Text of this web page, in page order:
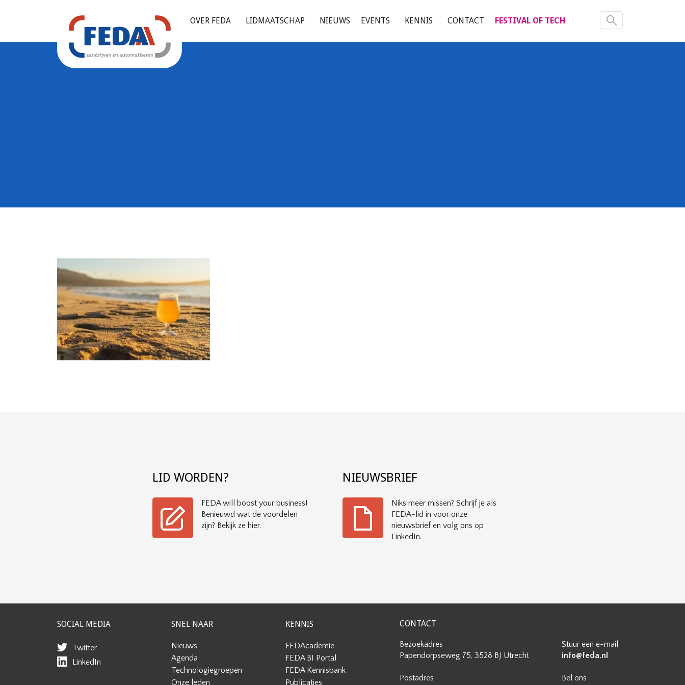
OVER FEDA LIDMAATSCHAP NIEUWS EVENTS KENNIS CONTACT FESTIVAL OF TECH
LID WORDEN?
FEDA will boost your business!
Benieuwd wat de voordelen
zijn? Bekijk ze hier.
NIEUWSBRIEF
Niks meer missen? Schrijf je als
FEDA-lid in voor onze
nieuwsbrief en volg ons op
LinkedIn.
SOCIAL MEDIA
Twitter
LinkedIn
SNEL NAAR
Nieuws
Agenda
Technologiegroepen
Onze leden
KENNIS
FEDAcademie
FEDA BI Portal
FEDA Kennisbank
Publicaties
CONTACT
Bezoekadres
Papendorpseweg 75, 3528 BJ Utrecht
Postadres
Stuur een e-mail
info@feda.nl
Bel ons